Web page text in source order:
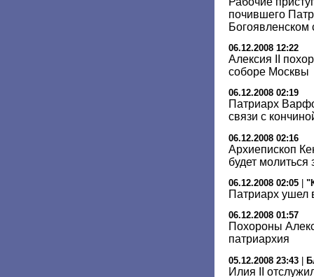
почившего
Богоявленском
06.12.2008 12:22
Алексия II
соборе Москвы
06.12.2008 02:19
Патриарх
связи с
06.12.2008 02:16
Архиепископ
будет
06.12.2008 02:05
Патриарх ушел
06.12.2008 01:57
Похороны
патриархия
05.12.2008 23:43 |
Илия II